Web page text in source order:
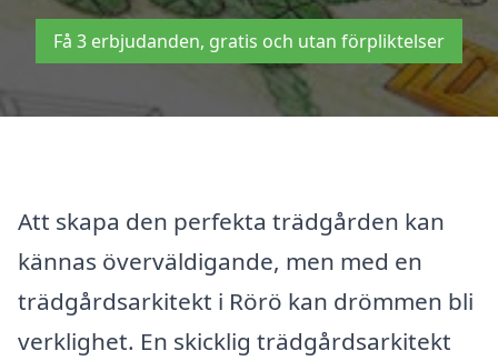
Få 3 erbjudanden, gratis och utan förpliktelser
Att skapa den perfekta trädgården kan
kännas överväldigande, men med en
trädgårdsarkitekt i Rörö kan drömmen bli
verklighet. En skicklig trädgårdsarkitekt